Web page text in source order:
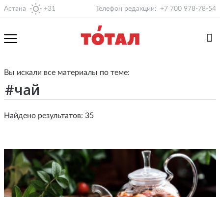
Астана +31 Телефон редакции: +7 700 978-78-54
Вы искали все материалы по теме:
Найдено результатов: 35